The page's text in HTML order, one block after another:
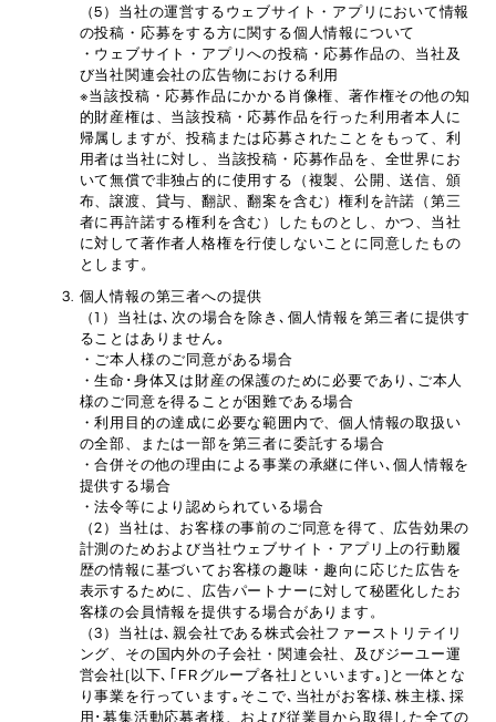
（5）当社の運営するウェブサイト・アプリにおいて情報
の投稿・応募をする方に関する個人情報について
・ウェブサイト・アプリへの投稿・応募作品の、当社及
び当社関連会社の広告物における利用
※当該投稿・応募作品にかかる肖像権、著作権その他の知
的財産権は、当該投稿・応募作品を行った利用者本人に
帰属しますが、投稿または応募されたことをもって、利
用者は当社に対し、当該投稿・応募作品を、全世界にお
いて無償で非独占的に使用する（複製、公開、送信、頒
布、譲渡、貸与、翻訳、翻案を含む）権利を許諾（第三
者に再許諾する権利を含む）したものとし、かつ、当社
に対して著作者人格権を行使しないことに同意したもの
とします。
個人情報の第三者への提供
（1）当社は､次の場合を除き､個人情報を第三者に提供す
ることはありません｡
・ご本人様のご同意がある場合
・生命･身体又は財産の保護のために必要であり､ご本人
様のご同意を得ることが困難である場合
・利用目的の達成に必要な範囲内で、個人情報の取扱い
の全部、または一部を第三者に委託する場合
・合併その他の理由による事業の承継に伴い､個人情報を
提供する場合
・法令等により認められている場合
（2）当社は、お客様の事前のご同意を得て、広告効果の
計測のためおよび当社ウェブサイト・アプリ上の行動履
歴の情報に基づいてお客様の趣味・趣向に応じた広告を
表示するために、広告パートナーに対して秘匿化したお
客様の会員情報を提供する場合があります。
（3）当社は､親会社である株式会社ファーストリテイリ
ング、その国内外の子会社・関連会社、及びジーユー運
営会社(以下､｢FRグループ各社｣といいます｡)と一体とな
り事業を行っています｡そこで､当社がお客様､株主様､採
用･募集活動応募者様、および従業員から取得した全ての